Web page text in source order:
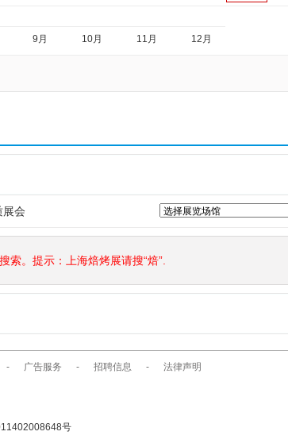
9月 10月 11月 12月
展会
索。提示：上海焙烤展请搜“焙”.
- 广告服务 - 招聘信息 - 法律声明
号